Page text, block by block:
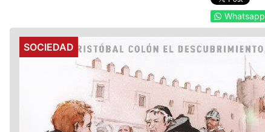
Details
SOCIEDAD
Whatsapp